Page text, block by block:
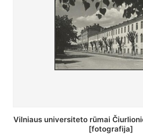
St. Batoro universiteto J.
[fotografija]